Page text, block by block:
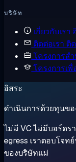
บริษัท
เกี่ยวกับเรา
ติดต่อเรา ติ
โครงการส
โครงการเ
อิสระ
ดำเนินการด้วยทุนข
ไม่มี VC ไม่มีบอร์ดร
egress เราตอบโจ
ของบริษัทแม่